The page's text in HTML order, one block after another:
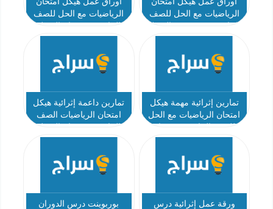
الرياضيات مع الحل للصف
الثالث
الرياضيات مع الحل للصف
الثالث
تمارين إثرائية مهمة هيكل
امتحان الرياضيات مع الحل
الفصل الثالث
تمارين داعمة إثرائية هيكل
امتحان الرياضيات الصف
الثالث
ورقة عمل إثرائية درس
بوربوينت درس الدوران